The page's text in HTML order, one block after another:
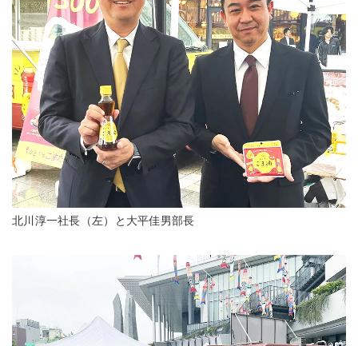
北川淳一社長（左）と大平佳男部長